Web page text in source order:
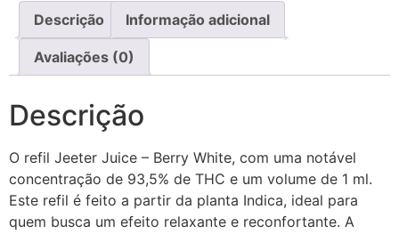
Descrição Informação adicional
Avaliações (0)
Descrição
O refil Jeeter Juice – Berry White, com uma notável
concentração de 93,5% de THC e um volume de 1 ml.
Este refil é feito a partir da planta Indica, ideal para
quem busca um efeito relaxante e reconfortante. A